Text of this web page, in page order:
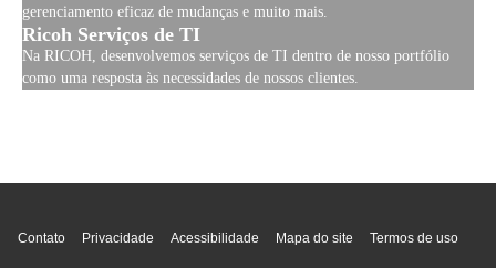
gerenciamento eficaz de mudanças e muito mais.
Ricoh Serviços de TI
Na RICOH, desenvolvemos serviços de TI dentro de nosso portfólio
como uma resposta às necessidades de nossos clientes.
Contato Privacidade Acessibilidade Mapa do site Termos de uso